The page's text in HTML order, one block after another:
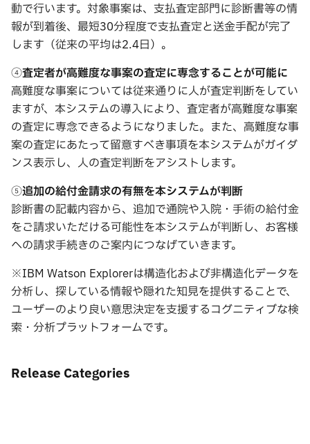
動で行います。対象事案は、支払査定部門に診断書等の情
報が到着後、最短30分程度で支払査定と送金手配が完了
します（従来の平均は2.4日）。
④査定者が高難度な事案の査定に専念することが可能に
高難度な事案については従来通りに人が査定判断をしてい
ますが、本システムの導入により、査定者が高難度な事案
の査定に専念できるようになりました。また、高難度な事
案の査定にあたって留意すべき事項を本システムがガイダ
ンス表示し、人の査定判断をアシストします。
⑤追加の給付金請求の有無を本システムが判断
診断書の記載内容から、追加で通院や入院・手術の給付金
をご請求いただける可能性を本システムが判断し、お客様
への請求手続きのご案内につなげていきます。
※IBM Watson Explorerは構造化および非構造化データを
分析し、探している情報や隠れた知見を提供することで、
ユーザーのより良い意思決定を支援するコグニティブな検
索・分析プラットフォームです。
Release Categories